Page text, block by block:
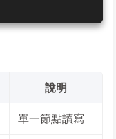
說明
單一節點讀寫